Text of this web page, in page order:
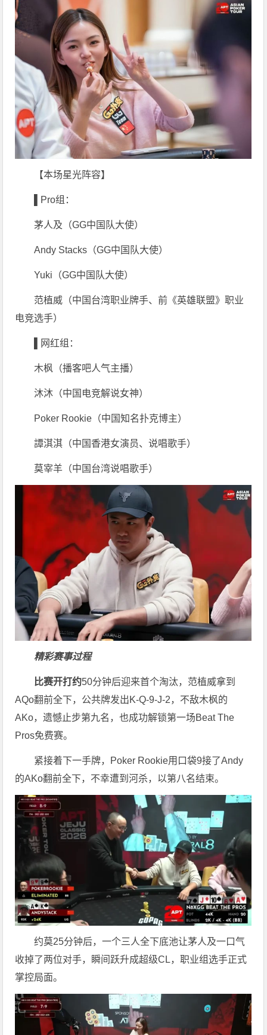
【本场星光阵容】
Pro组：
茅人及（GG中国队大使）
Andy Stacks（GG中国队大使）
Yuki（GG中国队大使）
范植威（中国台湾职业牌手、前《英雄联盟》职业
电竞选手）
网红组：
木枫（播客吧人气主播）
沐沐（中国电竞解说女神）
Poker Rookie（中国知名扑克博主）
譚淇淇（中国香港女演员、说唱歌手）
莫宰羊（中国台湾说唱歌手）
精彩赛事过程
比赛开打约50分钟后迎来首个淘汰，范植威拿到
AQo翻前全下，公共牌发出K-Q-9-J-2，不敌木枫的
AKo，遗憾止步第九名，也成功解锁第一场Beat The
Pros免费赛。
紧接着下一手牌，Poker Rookie用口袋9接了Andy
的AKo翻前全下，不幸遭到河杀，以第八名结束。
约莫25分钟后，一个三人全下底池让茅人及一口气
收掉了两位对手，瞬间跃升成超级CL，职业组选手正式
掌控局面。